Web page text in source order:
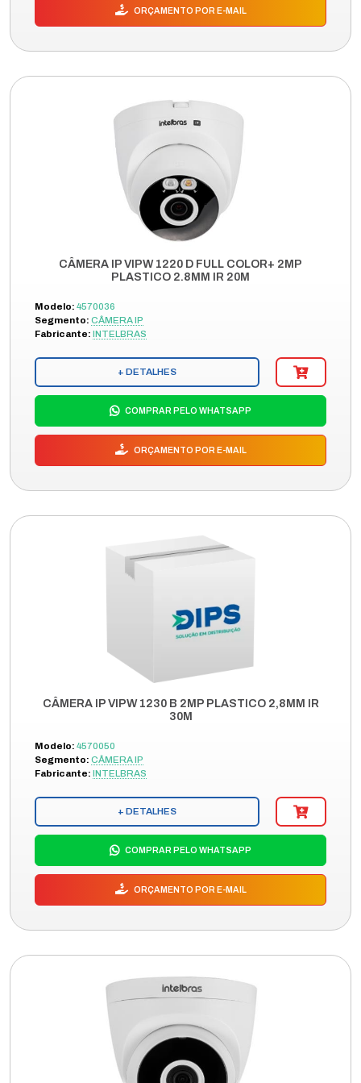
ORÇAMENTO POR E-MAIL
CÂMERA IP VIPW 1220 D FULL COLOR+ 2MP
PLASTICO 2.8MM IR 20M
Modelo: 4570036
Segmento: CÂMERA IP
Fabricante: INTELBRAS
+ DETALHES
COMPRAR PELO WHATSAPP
ORÇAMENTO POR E-MAIL
CÂMERA IP VIPW 1230 B 2MP PLASTICO 2,8MM IR
30M
Modelo: 4570050
Segmento: CÂMERA IP
Fabricante: INTELBRAS
+ DETALHES
COMPRAR PELO WHATSAPP
ORÇAMENTO POR E-MAIL